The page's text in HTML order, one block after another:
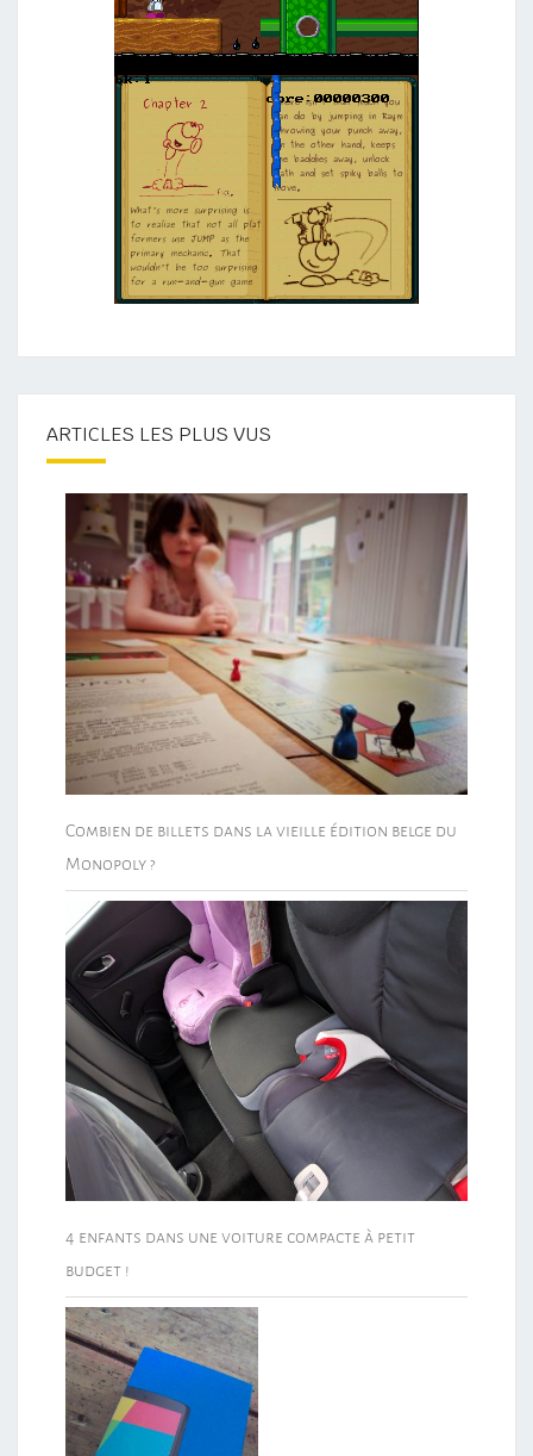
ARTICLES LES PLUS VUS
Combien de billets dans la vieille édition belge du
Monopoly ?
4 enfants dans une voiture compacte à petit
budget !